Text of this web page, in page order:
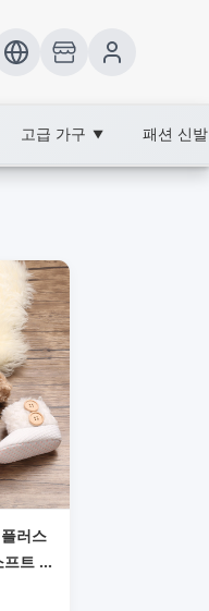
고급 가구 ▼ 패션 신
러스
트 밑
신발